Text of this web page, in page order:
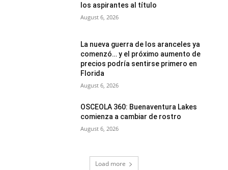
los aspirantes al título
August 6, 2026
La nueva guerra de los aranceles ya
comenzó… y el próximo aumento de
precios podría sentirse primero en
Florida
August 6, 2026
OSCEOLA 360: Buenaventura Lakes
comienza a cambiar de rostro
August 6, 2026
Load more